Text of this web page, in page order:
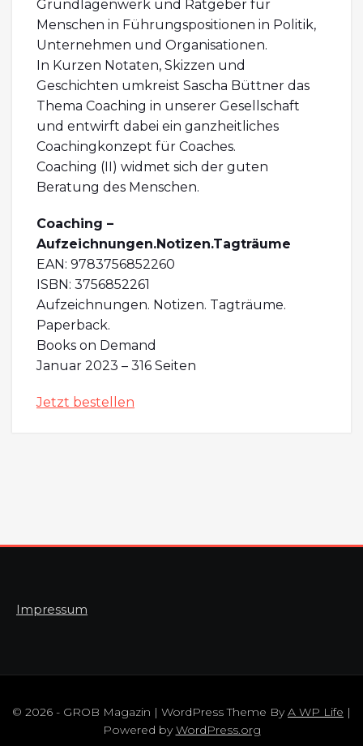
Grundlagenwerk und Ratgeber für
Menschen in Führungspositionen in Politik,
Unternehmen und Organisationen.
In Kurzen Notaten, Skizzen und
Geschichten umkreist Sascha Büttner das
Thema Coaching in unserer Gesellschaft
und entwirft dabei ein ganzheitliches
Coachingkonzept für Coaches.
Coaching (II) widmet sich der guten
Beratung des Menschen.
Coaching –
Aufzeichnungen.Notizen.Tagträume
EAN: 9783756852260
ISBN: 3756852261
Aufzeichnungen. Notizen. Tagträume.
Paperback.
Books on Demand
Januar 2023 – 316 Seiten
Jetzt bestellen
Impressum
© 2026 - GROB Magazin | WordPress Theme ByA WP Life |
Powered byWordPress.org